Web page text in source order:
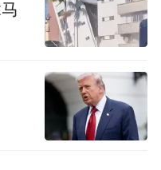
年3月6日起，交
的车辆依法予以处